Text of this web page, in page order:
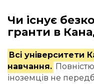
Чи існує
гранти в
Всі університети
навчання.
іноземців не